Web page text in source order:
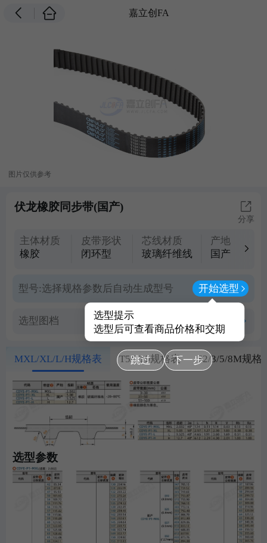
嘉立创FA
图片仅供参考
伏龙橡胶同步带(国产)
分享
主体材质
橡胶
皮带形状
闭环型
芯线材质
玻璃纤维线
产地
国产
型号:选择规格参数后自动生成型号 开始选型
选型提示
选型后可查看商品价格和交期
跳过 下一步
选型图档 查看PDF图档
MXL/XL/L/H规格表 T5/T10规格表 S2/3/5/8M规格
选型参数